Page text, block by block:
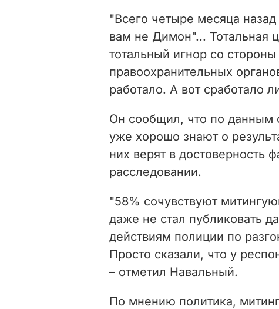
"Всего четыре месяца
вам не Димон"... Тотальная
тотальный игнор со
правоохранительных
работало. А вот сработало
Он сообщил, что по данным
уже хорошо знают о
них верят в достоверность
расследовании.
"58% сочувствуют
даже не стал публиковать
действиям полиции по
Просто сказали, что у
– отметил Навальный.
По мнению политика,